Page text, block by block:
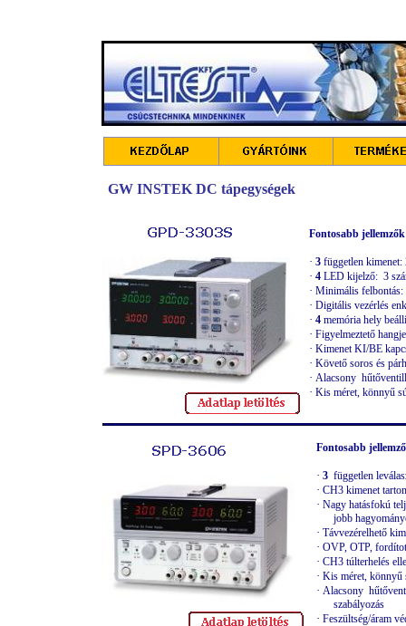
GW INSTEK DC tápegységek
Fontosabb
· 3 független
· CH3 kimenet
· Nagy hatásfokú
jobb
· Távvezérelhető
· OVP, OTP,
· CH3 túlterhelés
· Kis méret, könnyű
· Alacsony
szabályozás
· Feszültség/áram
Fontosabb
· 3független
· 4 LED kijelző: 3
· Minimális felbontás:
· Digitális vezérlés
· 4 memória hely
· Figyelmeztető
· Kimenet KI/BE
· Követő soros és
· Alacsony
· Kis méret, könnyű